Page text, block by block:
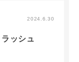
2024.6.30
ッシュ